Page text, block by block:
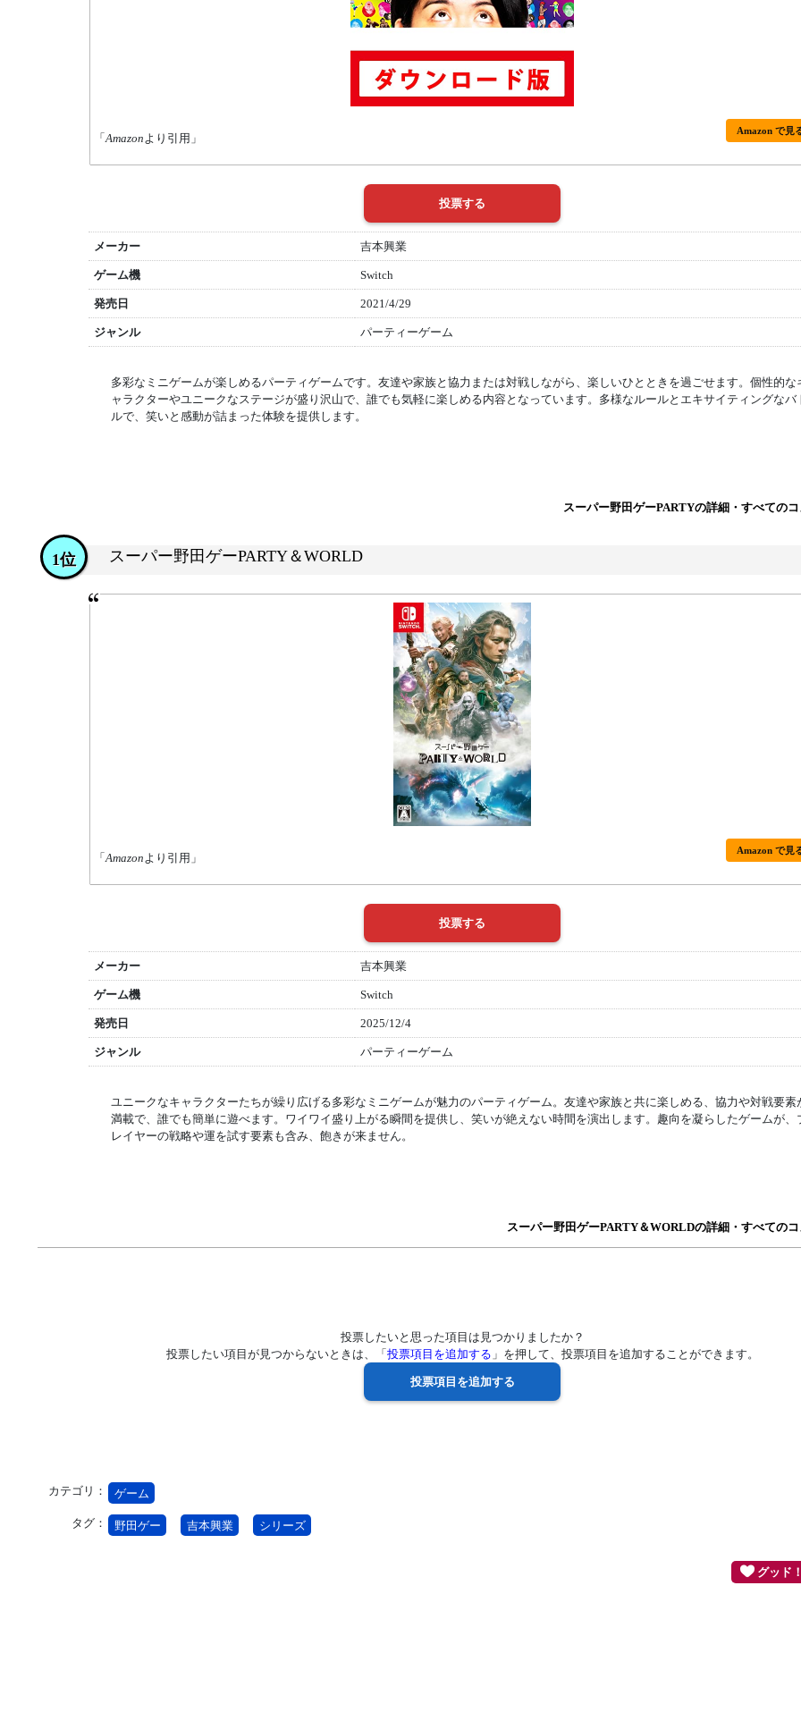
「Amazonより引用」
Amazon で見
メーカー 吉本興業
ゲーム機 Switch
発売日 2021/4/29
ジャンル パーティーゲーム
多彩なミニゲームが楽しめるパーティゲームです。友達や家族と協力または対戦しながら、楽しいひとときを過ごせます。個性的な
ャラクターやユニークなステージが盛り沢山で、誰でも気軽に楽しめる内容となっています。多様なルールとエキサイティングなバ
ルで、笑いと感動が詰まった体験を提供します。
スーパー野田ゲーPARTYの詳細・すべての
スーパー野田ゲーPARTY＆WORLD
1位
「Amazonより引用」
Amazon で見
メーカー 吉本興業
ゲーム機 Switch
発売日 2025/12/4
ジャンル パーティーゲーム
ユニークなキャラクターたちが繰り広げる多彩なミニゲームが魅力のパーティゲーム。友達や家族と共に楽しめる、協力や対戦要素
満載で、誰でも簡単に遊べます。ワイワイ盛り上がる瞬間を提供し、笑いが絶えない時間を演出します。趣向を凝らしたゲームが、
レイヤーの戦略や運を試す要素も含み、飽きが来ません。
スーパー野田ゲーPARTY＆WORLDの詳細・すべての
投票したいと思った項目は見つかりましたか？
投票したい項目が見つからないときは、「 投票項目を追加する 」を押して、投票項目を追加することができます。
カテゴリ： ゲーム
タグ： 野田ゲー 吉本興業 シリーズ
グッド